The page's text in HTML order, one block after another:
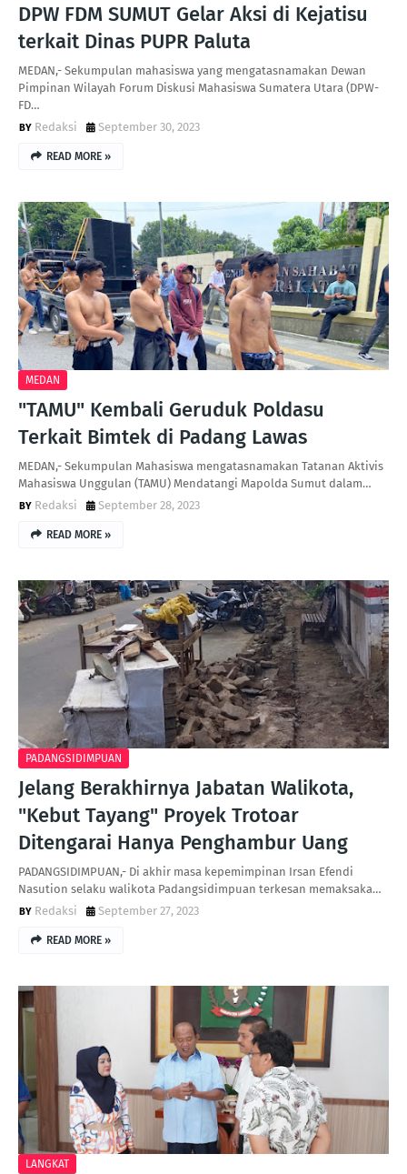
DPW FDM SUMUT Gelar Aksi di Kejatisu
terkait Dinas PUPR Paluta
MEDAN,- Sekumpulan mahasiswa yang mengatasnamakan Dewan
Pimpinan Wilayah Forum Diskusi Mahasiswa Sumatera Utara (DPW-
FD…
Redaksi
September 30, 2023
READ MORE »
MEDAN
"TAMU" Kembali Geruduk Poldasu
Terkait Bimtek di Padang Lawas
MEDAN,- Sekumpulan Mahasiswa mengatasnamakan Tatanan Aktivis
Mahasiswa Unggulan (TAMU) Mendatangi Mapolda Sumut dalam…
Redaksi
September 28, 2023
READ MORE »
PADANGSIDIMPUAN
Jelang Berakhirnya Jabatan Walikota,
"Kebut Tayang" Proyek Trotoar
Ditengarai Hanya Penghambur Uang
PADANGSIDIMPUAN,- Di akhir masa kepemimpinan Irsan Efendi
Nasution selaku walikota Padangsidimpuan terkesan memaksaka…
Redaksi
September 27, 2023
READ MORE »
LANGKAT